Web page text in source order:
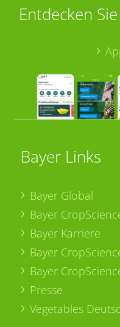
Entdecken
Bayer Links
Bayer Global
Bayer
Bayer Karriere
Bayer
Bayer
Presse
Vegetables